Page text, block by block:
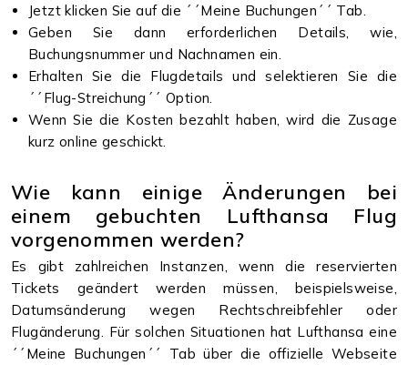
Jetzt klicken Sie auf die ´´Meine Buchungen´´ Tab.
Geben Sie dann erforderlichen Details, wie,
Buchungsnummer und Nachnamen ein.
Erhalten Sie die Flugdetails und selektieren Sie die
´´Flug-Streichung´´ Option.
Wenn Sie die Kosten bezahlt haben, wird die Zusage
kurz online geschickt.
Wie kann einige Änderungen bei
einem gebuchten Lufthansa Flug
vorgenommen werden?
Es gibt zahlreichen Instanzen, wenn die reservierten
Tickets geändert werden müssen, beispielsweise,
Datumsänderung wegen Rechtschreibfehler oder
Flugänderung. Für solchen Situationen hat Lufthansa eine
´´Meine Buchungen´´ Tab über die offizielle Webseite